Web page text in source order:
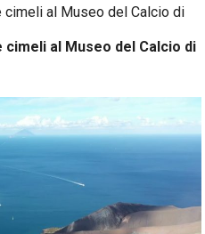
cimeli al Museo del Calcio di